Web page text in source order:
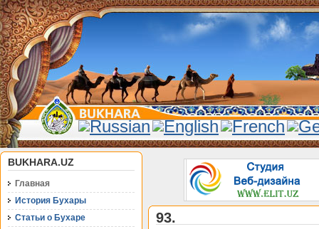
BUKHARA.UZ
Главная
История Бухары
Статьи о Бухаре
93.